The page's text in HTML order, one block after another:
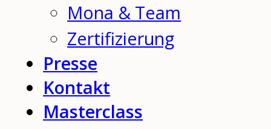
Mona & Team
Zertifizierung
Presse
Kontakt
Masterclass